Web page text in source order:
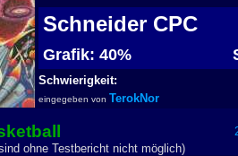
Schneider CPC
Grafik: 40%
Schwierigkeit:
eingegeben von TerokNor
ohne Testbericht nicht möglich)